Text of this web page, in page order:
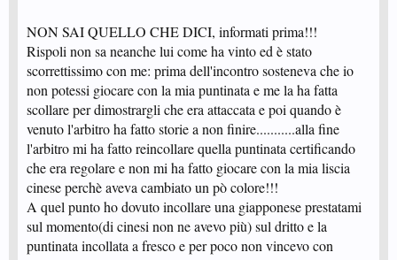
NON SAI QUELLO CHE DICI, informati prima!!!
Rispoli non sa neanche lui come ha vinto ed è stato
scorrettissimo con me: prima dell'incontro sosteneva che io
non potessi giocare con la mia puntinata e me la ha fatta
scollare per dimostrargli che era attaccata e poi quando è
venuto l'arbitro ha fatto storie a non finire...........alla fine
l'arbitro mi ha fatto reincollare quella puntinata certificando
che era regolare e non mi ha fatto giocare con la mia liscia
cinese perchè aveva cambiato un pò colore!!!
A quel punto ho dovuto incollare una giapponese prestatami
sul momento(di cinesi non ne avevo più) sul dritto e la
puntinata incollata a fresco e per poco non vincevo con